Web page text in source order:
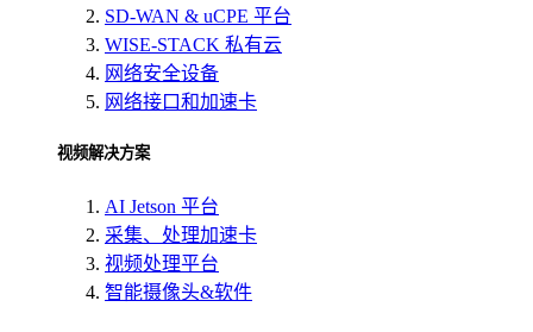
SD-WAN & uCPE 平台
WISE-STACK 私有云
网络安全设备
网络接口和加速卡
视频解决方案
AI Jetson 平台
采集、处理加速卡
视频处理平台
智能摄像头&软件